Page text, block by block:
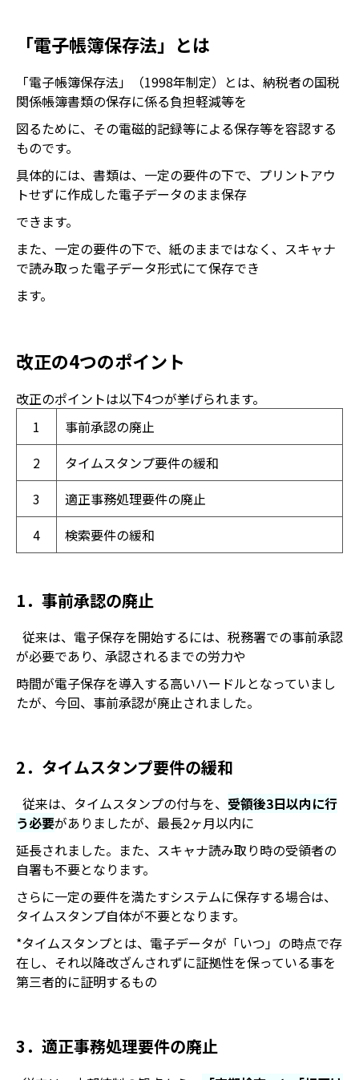
「電子帳簿保存法」とは
「電子帳簿保存法」（1998年制定）とは、納税者の国税
関係帳簿書類の保存に係る負担軽減等を
図るために、その電磁的記録等による保存等を容認する
ものです。
具体的には、書類は、一定の要件の下で、プリントアウ
トせずに作成した電子データのまま保存
できます。
また、一定の要件の下で、紙のままではなく、スキャナ
で読み取った電子データ形式にて保存でき
ます。
改正の4つのポイント
改正のポイントは以下4つが挙げられます。
1
事前承認の廃止
2
タイムスタンプ要件の緩和
3
適正事務処理要件の廃止
4
検索要件の緩和
1．事前承認の廃止
従来は、電子保存を開始するには、税務署での事前承認
が必要であり、承認されるまでの労力や
時間が電子保存を導入する高いハードルとなっていまし
たが、今回、事前承認が廃止されました。
2．タイムスタンプ要件の緩和
従来は、タイムスタンプの付与を、 受領後3日以内に行
う必要がありましたが、最長2ヶ月以内に
延長されました。また、スキャナ読み取り時の受領者の
自署も不要となります。
さらに一定の要件を満たすシステムに保存する場合は、
タイムスタンプ自体が不要となります。
*タイムスタンプとは、電子データが「いつ」の時点で存
在し、それ以降改ざんされずに証拠性を保っている事を
第三者的に証明するもの
3．適正事務処理要件の廃止